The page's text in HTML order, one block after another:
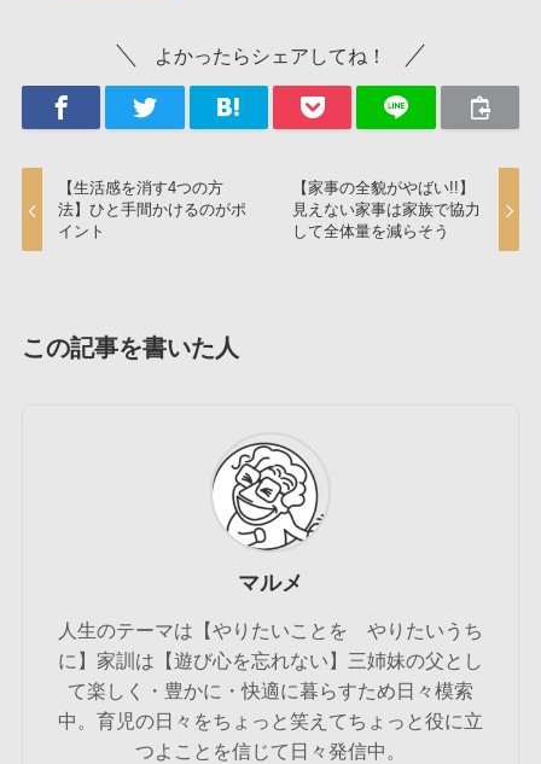
よかったらシェアしてね！
【生活感を消す4つの方
法】ひと手間かけるのがポ
イント
【家事の全貌がやばい!!】
見えない家事は家族で協力
して全体量を減らそう
この記事を書いた人
マルメ
人生のテーマは【やりたいことを やりたいうち
に】家訓は【遊び心を忘れない】三姉妹の父とし
て楽しく・豊かに・快適に暮らすため日々模索
中。育児の日々をちょっと笑えてちょっと役に立
つよことを信じて日々発信中。